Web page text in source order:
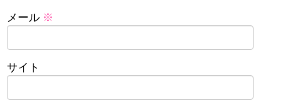
メール ※
サイト